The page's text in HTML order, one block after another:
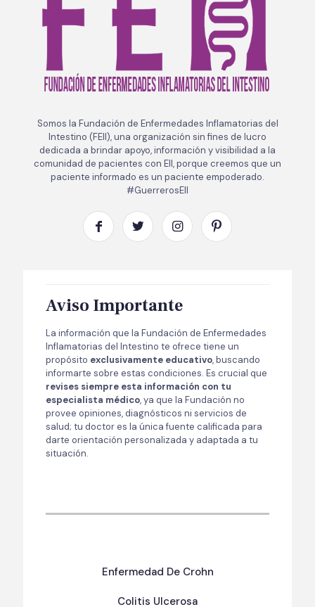
Somos la Fundación de Enfermedades Inflamatorias del
Intestino (FEII), una organización sin fines de lucro
dedicada a brindar apoyo, información y visibilidad a la
comunidad de pacientes con EII, porque creemos que un
paciente informado es un paciente empoderado.
#GuerrerosEII
Aviso Importante
La información que la Fundación de Enfermedades
Inflamatorias del Intestino te ofrece tiene un
propósito exclusivamente educativo, buscando
informarte sobre estas condiciones. Es crucial que
revises siempre esta información con tu
especialista médico, ya que la Fundación no
provee opiniones, diagnósticos ni servicios de
salud; tu doctor es la única fuente calificada para
darte orientación personalizada y adaptada a tu
situación.
Enfermedad De Crohn
Colitis Ulcerosa